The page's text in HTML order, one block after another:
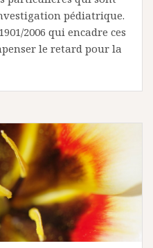
pédiatrique.
2006 qui encadre ces
le retard pour la